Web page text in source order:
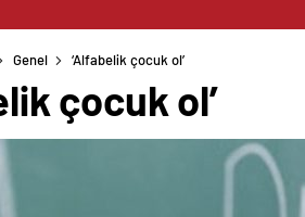
Genel ‘Alfabelik çocuk ol’
çocuk ol’